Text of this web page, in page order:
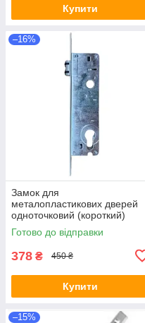
Купити
–16%
Замок для
металопластикових дверей
одноточковий (короткий)
REZE 35/85/16 з роликовою
защіпкою артикул 515114
Готово до відправки
378 ₴ 450 ₴
Купити
–15%